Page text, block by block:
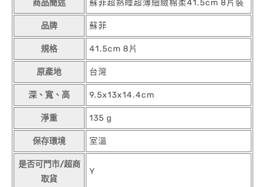
商品簡述 蘇菲超熟睡超薄細緻棉柔41.5cm 8片裝
品牌 蘇菲
規格 41.5cm 8片
原產地 台灣
深、寬、高 9.5x13x14.4cm
淨重 135 g
保存環境 室溫
是否可門市/超商
取貨
Y